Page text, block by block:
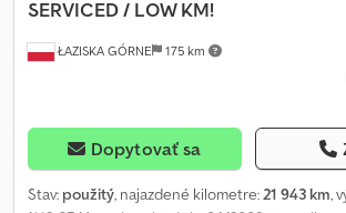
ŁAZISKA GÓRNE 175 km
SERVICED / LOW KM!
Dopytovať sa
Stav: použitý, najazdené kilometre:21 943 km,